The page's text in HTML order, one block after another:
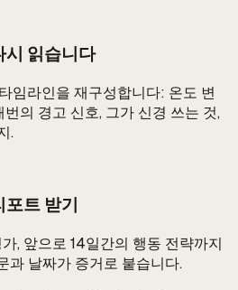
시 읽습니다
임라인을 재구성합니다: 온도 변
의 경고 신호, 그가 신경 쓰는 것,
.
포트 받기
, 앞으로 14일간의 행동 전략까지
날짜가 증거로 붙습니다.